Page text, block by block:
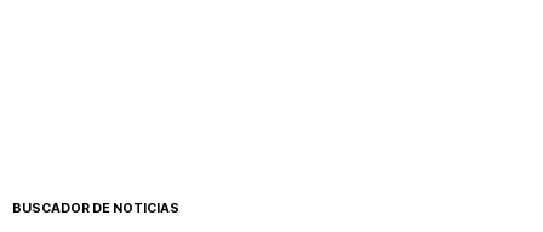
BUSCADOR DE NOTICIAS